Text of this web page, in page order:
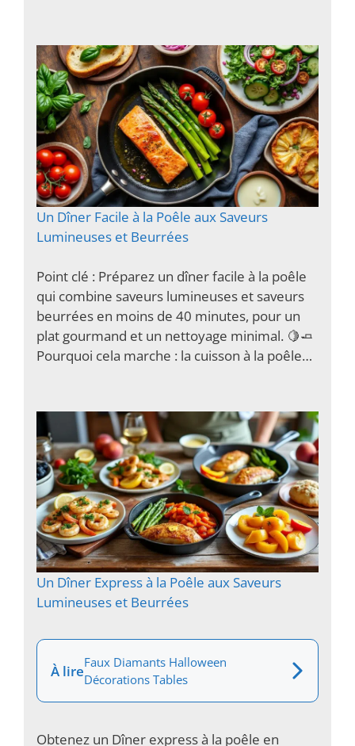
Un Dîner Facile à la Poêle aux Saveurs
Lumineuses et Beurrées
Point clé : Préparez un dîner facile à la poêle
qui combine saveurs lumineuses et saveurs
beurrées en moins de 40 minutes, pour un
plat gourmand et un nettoyage minimal. 🍋🧈
Pourquoi cela marche : la cuisson à la poêle…
Un Dîner Express à la Poêle aux Saveurs
Lumineuses et Beurrées
À lireFaux Diamants Halloween
Décorations Tables
Obtenez un Dîner express à la poêle en